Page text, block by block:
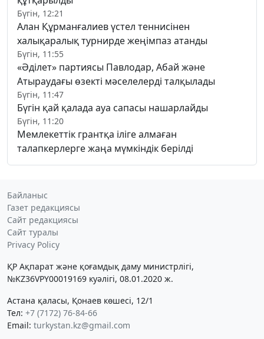
Бүгін, 12:21
Алан Құрманғалиев үстел теннисінен
халықаралық турнирде жеңімпаз атанды
Бүгін, 11:55
«Әділет» партиясы Павлодар, Абай және
Атыраудағы өзекті мәселелерді талқылады
Бүгін, 11:47
Бүгін қай қалада ауа сапасы нашарлайды
Бүгін, 11:20
Мемлекеттік грантқа іліге алмаған
талапкерлерге жаңа мүмкіндік берілді
Байланыс
Газет редакциясы
Сайт редакциясы
Сайт туралы
Privacy Policy
ҚР Ақпарат және қоғамдық даму министрлігі,
№KZ36VPY00019169 куәлігі, 08.01.2020 ж.
Астана қаласы, Қонаев көшесі, 12/1
Тел: +7 (7172) 76-84-66
Email: turkystan.kz@gmail.com